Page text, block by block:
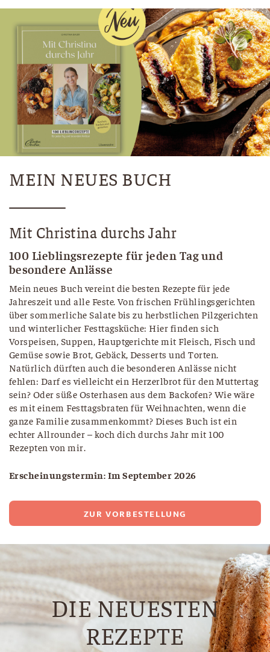
MEIN NEUES BUCH
Mit Christina durchs Jahr
100 Lieblingsrezepte für jeden Tag und
besondere Anlässe
Mein neues Buch vereint die besten Rezepte für jede
Jahreszeit und alle Feste. Von frischen Frühlingsgerichten
über sommerliche Salate bis zu herbstlichen Pilzgerichten
und winterlicher Festtagsküche: Hier finden sich
Vorspeisen, Suppen, Hauptgerichte mit Fleisch, Fisch und
Gemüse sowie Brot, Gebäck, Desserts und Torten.
Natürlich dürften auch die besonderen Anlässe nicht
fehlen: Darf es vielleicht ein Herzerlbrot für den Muttertag
sein? Oder süße Osterhasen aus dem Backofen? Wie wäre
es mit einem Festtagsbraten für Weihnachten, wenn die
ganze Familie zusammenkommt? Dieses Buch ist ein
echter Allrounder – koch dich durchs Jahr mit 100
Rezepten von mir.
Erscheinungstermin: Im September 2026
ZUR VORBESTELLUNG
DIE NEUESTEN
REZEPTE